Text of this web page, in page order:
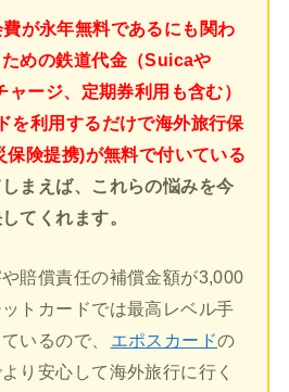
が永年無料であるにも関わ
めの鉄道代金（Suicaや
ージ、定期券利用も含む）
を利用するだけで海外旅行保
保険提携)が無料で付いている
まえば、これらの悩みを今
てくれます。
賠償責任の補償金額が3,000
トカードでは最高レベル手
いるので、
エポスカードの
り安心して海外旅行に行く